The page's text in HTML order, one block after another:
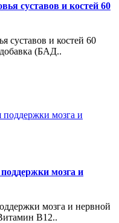
суставов и костей 60
суставов и костей 60
(БАД..
мозга и
мозга и нервной
B12..